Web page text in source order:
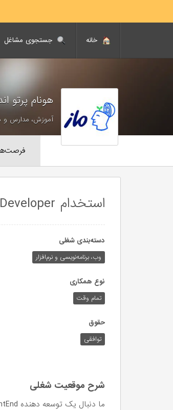
خانه جستجوی مشاغل
هونام پرتو
آموزش، مدارس و
استخدام Front-End Developer
دسته‌بندی شغلی
وب،‌ برنامه‌نویسی و نرم‌افزار
نوع همکاری
تمام وقت
حقوق
توافقی
شرح موقعیت شغلی